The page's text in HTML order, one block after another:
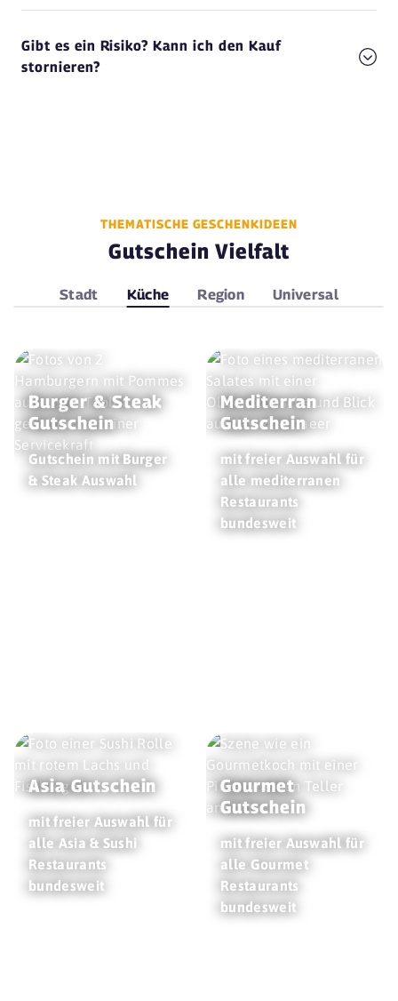
Gibt es ein Risiko? Kann ich den Kauf
stornieren?
THEMATISCHE GESCHENKIDEEN
Gutschein Vielfalt
Stadt Küche Region Universal
Burger & Steak
Gutschein
Gutschein mit Burger
& Steak Auswahl
Mediterran
Gutschein
mit freier Auswahl für
alle mediterranen
Restaurants
bundesweit
Asia Gutschein
mit freier Auswahl für
alle Asia & Sushi
Restaurants
bundesweit
Gourmet
Gutschein
mit freier Auswahl für
alle Gourmet
Restaurants
bundesweit